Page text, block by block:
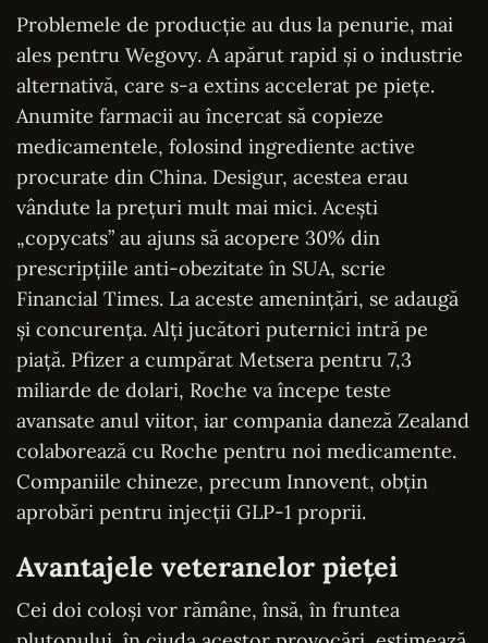
Problemele de producție au dus la penurie, mai
ales pentru Wegovy. A apărut rapid și o industrie
alternativă, care s-a extins accelerat pe piețe.
Anumite farmacii au încercat să copieze
medicamentele, folosind ingrediente active
procurate din China. Desigur, acestea erau
vândute la prețuri mult mai mici. Acești
„copycats” au ajuns să acopere 30% din
prescripțiile anti-obezitate în SUA, scrie
Financial Times. La aceste amenințări, se adaugă
și concurența. Alți jucători puternici intră pe
piață. Pfizer a cumpărat Metsera pentru 7,3
miliarde de dolari, Roche va începe teste
avansate anul viitor, iar compania daneză Zealand
colaborează cu Roche pentru noi medicamente.
Companiile chineze, precum Innovent, obțin
aprobări pentru injecții GLP-1 proprii.
Avantajele veteranelor pieței
Cei doi coloși vor rămâne, însă, în fruntea